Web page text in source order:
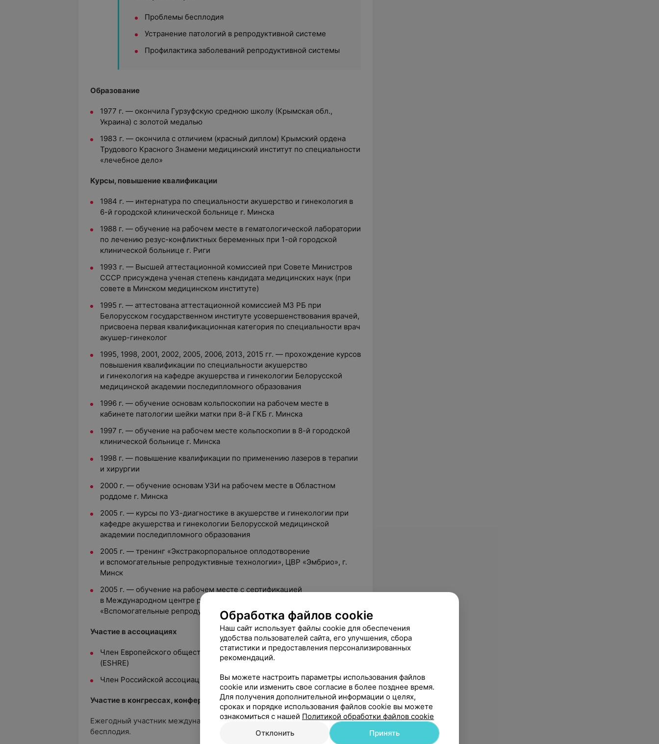
Проблемы бесплодия
Устранение патологий в репродуктивной системе
Профилактика заболеваний репродуктивной системы
Образование
1977 г. — окончила Гурзуфскую среднюю школу (Крымская обл.,
Украина) с золотой медалью
1983 г. — окончила с отличием (красный диплом) Крымский ордена
Трудового Красного Знамени медицинский институт по специальности
«лечебное дело»
Курсы, повышение квалификации
1984 г. — интернатура по специальности акушерство и гинекология в
6-й городской клинической больнице г. Минска
1988 г. — обучение на рабочем месте в гематологической лаборатории
по лечению резус-конфликтных беременных при 1-ой городской
клинической больнице г. Риги
1993 г. — Высшей аттестационной комиссией при Совете Министров
СССР присуждена ученая степень кандидата медицинских наук (при
совете в Минском медицинском институте)
1995 г. — аттестована аттестационной комиссией МЗ РБ при
Белорусском государственном институте усовершенствования врачей,
присвоена первая квалификационная категория по специальности врач
акушер-гинеколог
1995, 1998, 2001, 2002, 2005, 2006, 2013, 2015 гг. — прохождение курсов
повышения квалификации по специальности акушерство
и гинекология на кафедре акушерства и гинекологии Белорусской
медицинской академии последипломного образования
1996 г. — обучение основам кольпоскопии на рабочем месте в
кабинете патологии шейки матки при 8-й ГКБ г. Минска
1997 г. — обучение на рабочем месте кольпоскопии в 8-й городской
клинической больнице г. Минска
1998 г. — повышение квалификации по применению лазеров в терапии
и хирургии
2000 г. — обучение основам УЗИ на рабочем месте в Областном
роддоме г. Минска
2005 г. — курсы по УЗ-диагностике в акушерстве и гинекологии при
кафедре акушерства и гинекологии Белорусской медицинской
академии последипломного образования
2005 г. — тренинг «Экстракорпоральное оплодотворение
и вспомогательные репродуктивные технологии», ЦВР «Эмбрио», г.
Минск
2005 г. — обучение на рабочем месте с сертификацией
в Международном центре репродуктивной медицины по программе
«Вспомогательные репродуктивные технологии», г. Санкт-Петербург
Участие в ассоциациях
Член Европейского общества репродукции и эмбриологии человека
(ESHRE)
Член Российской ассоциации репродукции человека (РАРЧ)
Участие в конгрессах, конференциях
Ежегодный участник международных конференций по проблемам
бесплодия.
Обработка файлов cookie
Наш сайт использует файлы cookie для обеспечения
удобства пользователей сайта, его улучшения, сбора
статистики и предоставления персонализированных
рекомендаций.
Вы можете настроить параметры использования файлов
cookie или изменить свое согласие в более позднее время.
Для получения дополнительной информации о целях,
сроках и порядке использования файлов cookie вы можете
ознакомиться с нашей Политикой обработки файлов cookie
Отклонить
Принять